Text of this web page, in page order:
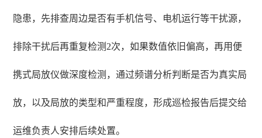
隐患，先排查周边是否有手机信号、电机运行等干扰源，
排除干扰后再重复检测2次，如果数值依旧偏高，再用便
携式局放仪做深度检测，通过频谱分析判断是否为真实局
放，以及局放的类型和严重程度，形成巡检报告后提交给
运维负责人安排后续处置。